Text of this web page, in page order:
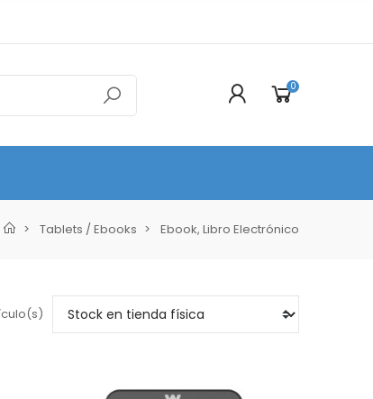
0
Tablets / Ebooks Ebook, Libro Electrónico